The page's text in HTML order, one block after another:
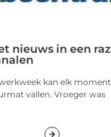
nieuws in een
kan elk
vallen. Vroeger was